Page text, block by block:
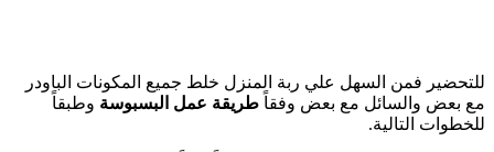
للتحضير فمن السهل علي ربة المنزل خلط جميع المكونات الباودر
مع بعض والسائل مع بعض وفقاً طريقة عمل البسبوسة وطبقاً
للخطوات التالية.